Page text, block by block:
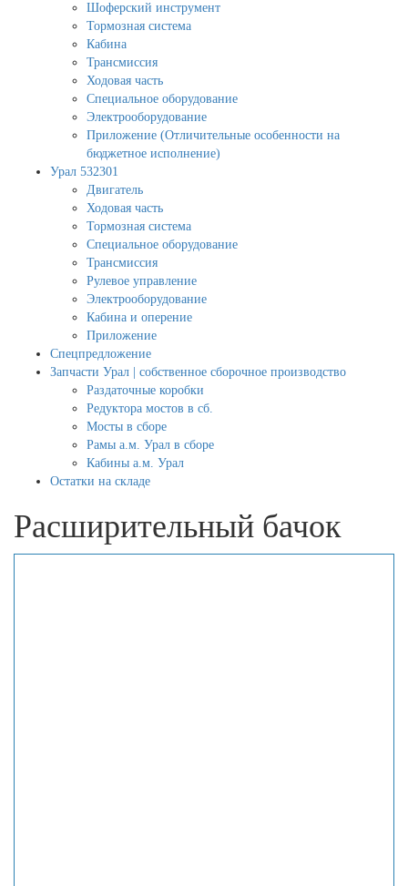
Шоферский инструмент
Тормозная система
Кабина
Трансмиссия
Ходовая часть
Специальное оборудование
Электрооборудование
Приложение (Отличительные особенности на
бюджетное исполнение)
Урал 532301
Двигатель
Ходовая часть
Тормозная система
Специальное оборудование
Трансмиссия
Рулевое управление
Электрооборудование
Кабина и оперение
Приложение
Спецпредложение
Запчасти Урал | собственное сборочное производство
Раздаточные коробки
Редуктора мостов в сб.
Мосты в сборе
Рамы а.м. Урал в сборе
Кабины а.м. Урал
Остатки на складе
Расширительный бачок